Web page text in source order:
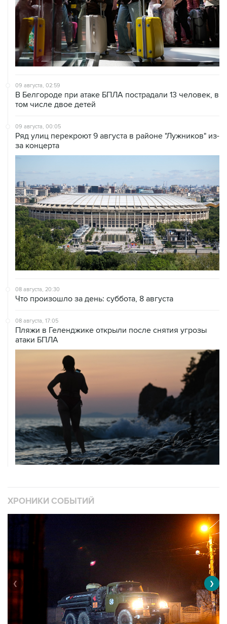
09 августа, 02:59
В Белгороде при атаке БПЛА пострадали 13 человек, в
том числе двое детей
09 августа, 00:05
Ряд улиц перекроют 9 августа в районе "Лужников" из-
за концерта
08 августа, 20:30
Что произошло за день: суббота, 8 августа
08 августа, 17:05
Пляжи в Геленджике открыли после снятия угрозы
атаки БПЛА
ХРОНИКИ СОБЫТИЙ
❮ ❯